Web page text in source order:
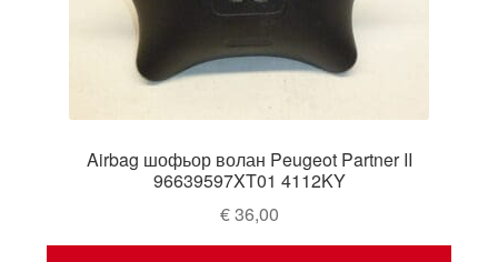
Airbag шофьор волан Peugeot Partner II
96639597XT01 4112KY
€36,00